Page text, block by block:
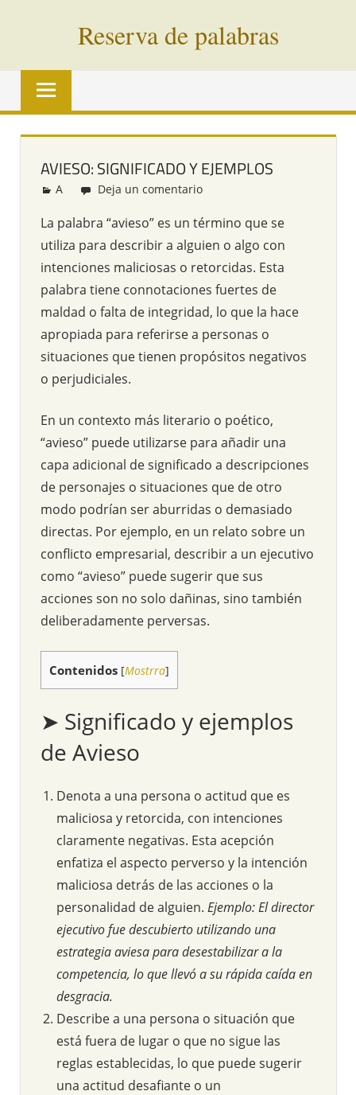
Reserva de palabras
Palabras
vías
todo
mundo
AVIESO: SIGNIFICADO Y EJEMPLOS
Redacción
A Deja un comentario
La palabra “avieso” es un término que se
utiliza para describir a alguien o algo con
intenciones maliciosas o retorcidas. Esta
palabra tiene connotaciones fuertes de
maldad o falta de integridad, lo que la hace
apropiada para referirse a personas o
situaciones que tienen propósitos negativos
o perjudiciales.
En un contexto más literario o poético,
“avieso” puede utilizarse para añadir una
capa adicional de significado a descripciones
de personajes o situaciones que de otro
modo podrían ser aburridas o demasiado
directas. Por ejemplo, en un relato sobre un
conflicto empresarial, describir a un ejecutivo
como “avieso” puede sugerir que sus
acciones son no solo dañinas, sino también
deliberadamente perversas.
Contenidos [Mostrra]
➤ Significado y ejemplos
de Avieso
Denota a una persona o actitud que es
maliciosa y retorcida, con intenciones
claramente negativas. Esta acepción
enfatiza el aspecto perverso y la intención
maliciosa detrás de las acciones o la
personalidad de alguien. Ejemplo: El director
ejecutivo fue descubierto utilizando una
estrategia aviesa para desestabilizar a la
competencia, lo que llevó a su rápida caída en
desgracia.
Describe a una persona o situación que
está fuera de lugar o que no sigue las
reglas establecidas, lo que puede sugerir
una actitud desafiante o un